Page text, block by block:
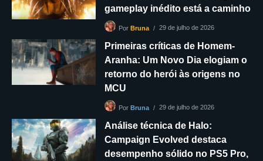
gameplay inédito está a caminho
PorBruna 29 de julho de 2026
Primeiras críticas de Homem-
Aranha: Um Novo Dia elogiam o
retorno do herói às origens no
MCU
PorBruna 29 de julho de 2026
Análise técnica de Halo:
Campaign Evolved destaca
desempenho sólido no PS5 Pro,